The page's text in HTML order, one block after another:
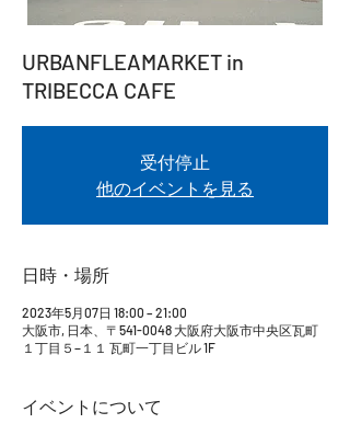
URBANFLEAMARKET in
TRIBECCA CAFE
受付停止
他のイベントを見る
日時・場所
2023年5月07日 18:00 – 21:00
大阪市, 日本、〒541-0048 大阪府大阪市中央区瓦町
１丁目５−１１ 瓦町一丁目ビル 1F
イベントについて